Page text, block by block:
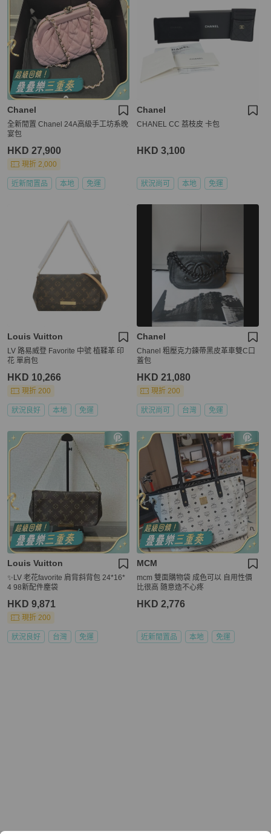
Chanel
全新閒置 Chanel 24A高級手工坊系晚
宴包
HKD 27,900
現折 2,000
近新閒置品 本地 免運
Chanel
CHANEL CC 荔枝皮 卡包
HKD 3,100
狀況尚可 本地 免運
Louis Vuitton
LV 路易威登 Favorite 中號 植鞣革 印
花 單肩包
HKD 10,266
現折 200
狀況良好 本地 免運
Chanel
Chanel 粗壓克力鍊帶黑皮革車雙C口
蓋包
HKD 21,080
現折 200
狀況尚可 台灣 免運
Louis Vuitton
✨LV 老花favorite 肩背斜背包 24*16*
4 98新配件塵袋
HKD 9,871
現折 200
狀況良好 台灣 免運
MCM
mcm 雙面購物袋 成色可以 自用性價
比很高 隨意造不心疼
HKD 2,776
近新閒置品 本地 免運